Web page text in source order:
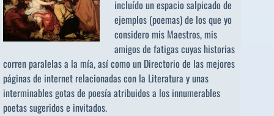
incluído un espacio salpicado de
ejemplos (poemas) de los que yo
considero mis Maestros, mis
amigos de fatigas cuyas historias
corren paralelas a la mía, así como un Directorio de las mejores
páginas de internet relacionadas con la Literatura y unas
interminables gotas de poesía atribuidos a los innumerables
poetas sugeridose invitados.